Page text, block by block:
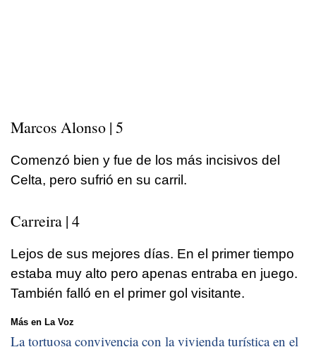
Marcos Alonso | 5
Comenzó bien y fue de los más incisivos del
Celta, pero sufrió en su carril.
Carreira | 4
Lejos de sus mejores días. En el primer tiempo
estaba muy alto pero apenas entraba en juego.
También falló en el primer gol visitante.
Más en La Voz
La tortuosa convivencia con la vivienda turística en el